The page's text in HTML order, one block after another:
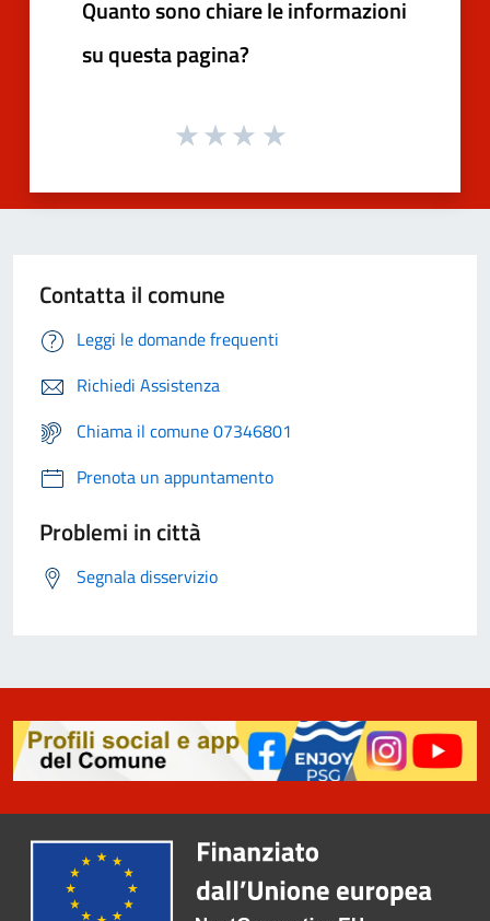
Quanto sono chiare le informazioni
su questa pagina?
Contatta il comune
Leggi le domande frequenti
Richiedi Assistenza
Chiama il comune 07346801
Prenota un appuntamento
Problemi in città
Segnala disservizio